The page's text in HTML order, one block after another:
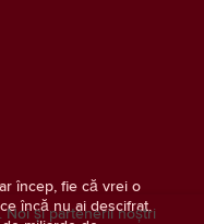
încep, fie că vrei o
încă nu ai descifrat.
Noi și partenerii noștri